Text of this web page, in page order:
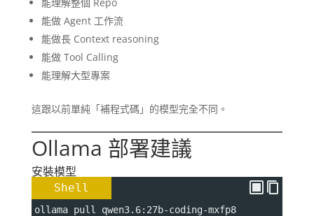
能做 Agent 工作流
能做長 Context reasoning
能做 Tool Calling
能理解大型專案
這跟以前單純「補程式碼」的模型完全不同。
Ollama 部署建議
安裝模型
Shell
ollama pull qwen3.6:27b-coding-mxfp8